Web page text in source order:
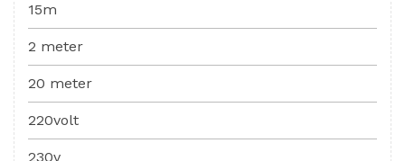
15m
2 meter
20 meter
220volt
230v